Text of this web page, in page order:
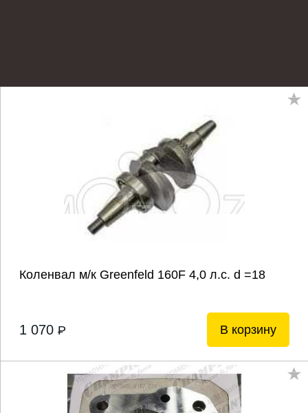
Коленвал м/к Greenfeld 160F 4,0 л.с. d =18
1 070 P В корзину